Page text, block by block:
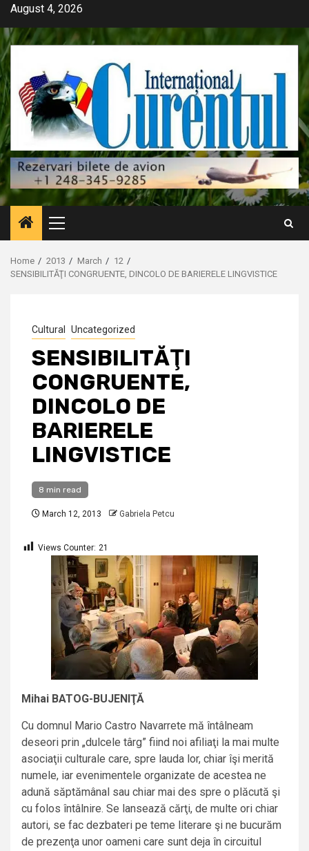
Skip
content
August 4, 2026
Primary
Menu
Home 2013 March
12
SENSIBILITĂŢI CONGRUENTE, DINCOLO DE BARIERELE LINGVISTICE
Cultural Uncategorized
SENSIBILITĂŢI
CONGRUENTE,
DINCOLO DE
BARIERELE
LINGVISTICE
8 min read
March 12, 2013 Gabriela Petcu
Views Counter: 21
Mihai BATOG-BUJENIŢĂ
Cu domnul Mario Castro Navarrete mă întâlneam
deseori prin „dulcele târg” fiind noi afiliaţi la mai multe
asociaţii culturale care, spre lauda lor, chiar îşi merită
numele, iar evenimentele organizate de acestea ne
adună săptămânal sau chiar mai des spre o plăcută şi
cu folos întâlnire. Se lansează cărţi, de multe ori chiar
autori, se fac dezbateri pe teme literare şi ne bucurăm
de prezenţa unor oameni care sunt deja în circuitul